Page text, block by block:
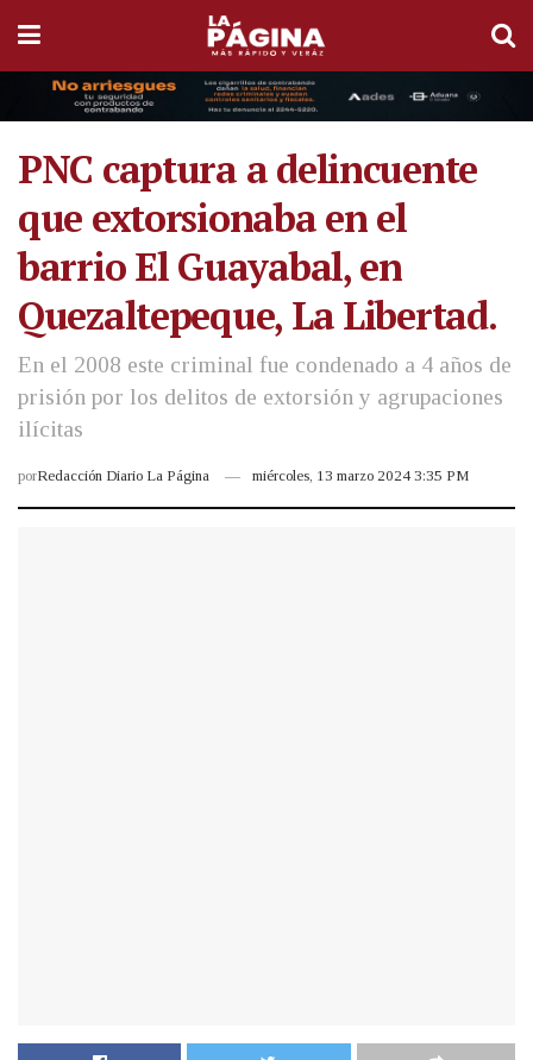
PNC captura a delincuente
que extorsionaba en el
barrio El Guayabal, en
Quezaltepeque, La Libertad.
En el 2008 este criminal fue condenado a 4 años de
prisión por los delitos de extorsión y agrupaciones
ilícitas
porRedacción Diario La Página miércoles, 13 marzo 2024 3:35 PM